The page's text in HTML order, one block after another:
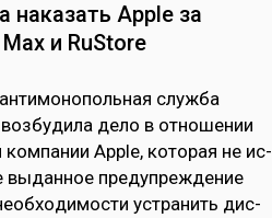
Apple за
и RuStore
служ­ба
де­ло в от­но­шении
ком­па­нии Apple, ко­торая не ис­
вы­дан­ное пре­дуп­реж­де­ние
ус­тра­нить дис­